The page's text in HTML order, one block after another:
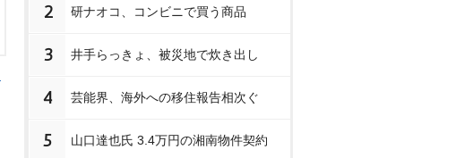
2 研ナオコ、コンビニで買う商品
3 井手らっきょ、被災地で炊き出し
4 芸能界、海外への移住報告相次ぐ
5 山口達也氏 3.4万円の湘南物件契約